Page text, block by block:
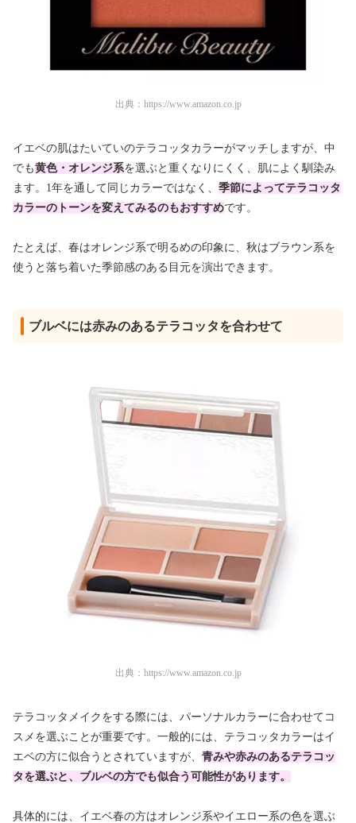
出典： https://www.amazon.co.jp
イエベの肌はたいていのテラコッタカラーがマッチしますが、中
でも黄色・オレンジ系を選ぶと重くなりにくく、肌によく馴染み
ます。1年を通して同じカラーではなく、 季節によってテラコッタ
カラーのトーンを変えてみるのもおすすめです。
たとえば、春はオレンジ系で明るめの印象に、秋はブラウン系を
使うと落ち着いた季節感のある目元を演出できます。
ブルベには赤みのあるテラコッタを合わせて
出典： https://www.amazon.co.jp
テラコッタメイクをする際には、パーソナルカラーに合わせてコ
スメを選ぶことが重要です。一般的には、テラコッタカラーはイ
エベの方に似合うとされていますが、 青みや赤みのあるテラコッ
タを選ぶと、ブルベの方でも似合う可能性があります。
具体的には、イエベ春の方はオレンジ系やイエロー系の色を選ぶ